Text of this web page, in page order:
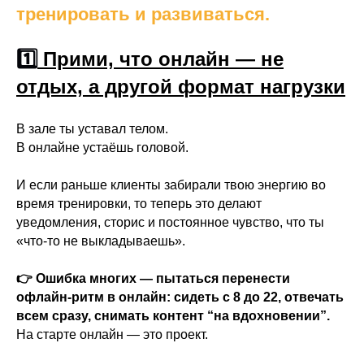
тренировать и развиваться.
1️⃣ Прими, что онлайн — не
отдых, а другой формат нагрузки
В зале ты уставал телом.
В онлайне устаёшь головой.
И если раньше клиенты забирали твою энергию во
время тренировки, то теперь это делают
уведомления, сторис и постоянное чувство, что ты
«что-то не выкладываешь».
👉 Ошибка многих — пытаться перенести
офлайн-ритм в онлайн: сидеть с 8 до 22, отвечать
всем сразу, снимать контент “на вдохновении”.
На старте онлайн — это проект.